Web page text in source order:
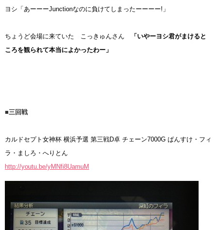
ヨシ「あーーーJunctionなのに負けてしまったーーーー!」
ちょうど会場に来ていた こっきゅんさん
「いやーヨシ君がまけると
ころを観られて本当によかったわー」
■三回戦
カルドセプト女神杯 横浜予選 第三戦D卓 チェーン7000G ぱんすけ・フィ
ラ・ましろ・へりとん
http://youtu.be/yMNfi8UamuM